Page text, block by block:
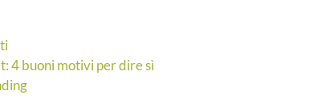
4 buoni motivi per dire sì